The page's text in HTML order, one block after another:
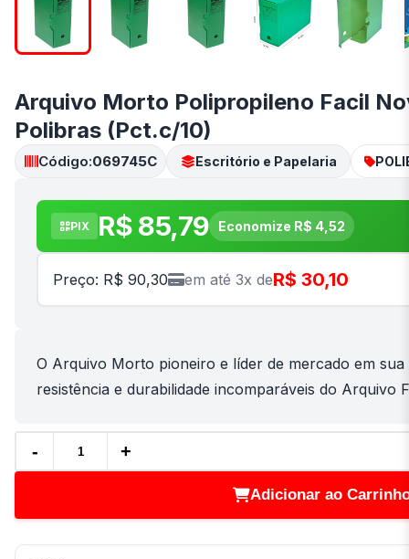
Arquivo Morto Polipropileno Facil
Polibras (Pct.c/10)
Código:069745C Escritório e Papelaria
PIX R$ 85,79 Economize R$ 4,52
Preço: R$ 90,30 em até 3x deR$ 30,10
O Arquivo Morto pioneiro e líder de mercado em sua
resistência e durabilidade incomparáveis do Arquivo
- +
Adicionar ao